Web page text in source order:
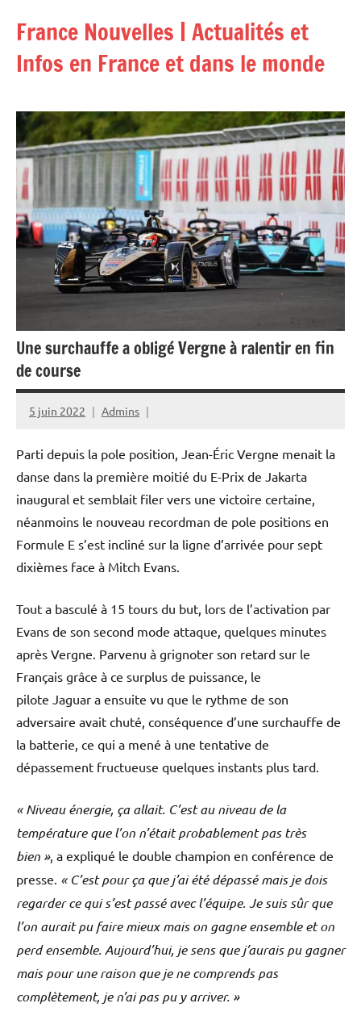
contenu
France Nouvelles | Actualités et
Infos en France et dans le monde
Une surchauffe a obligé Vergne à ralentir en fin
de course
5 juin 2022 Admins
Parti depuis la pole position, Jean-Éric Vergne menait la
danse dans la première moitié du E-Prix de Jakarta
inaugural et semblait filer vers une victoire certaine,
néanmoins le nouveau recordman de pole positions en
Formule E s’est incliné sur la ligne d’arrivée pour sept
dixièmes face à Mitch Evans.
Tout a basculé à 15 tours du but, lors de l’activation par
Evans de son second mode attaque, quelques minutes
après Vergne. Parvenu à grignoter son retard sur le
Français grâce à ce surplus de puissance, le
pilote Jaguar a ensuite vu que le rythme de son
adversaire avait chuté, conséquence d’une surchauffe de
la batterie, ce qui a mené à une tentative de
dépassement fructueuse quelques instants plus tard.
« Niveau énergie, ça allait. C’est au niveau de la
température que l’on n’était probablement pas très
bien », a expliqué le double champion en conférence de
presse. « C’est pour ça que j’ai été dépassé mais je dois
regarder ce qui s’est passé avec l’équipe. Je suis sûr que
l’on aurait pu faire mieux mais on gagne ensemble et on
perd ensemble. Aujourd’hui, je sens que j’aurais pu gagner
mais pour une raison que je ne comprends pas
complètement, je n’ai pas pu y arriver. »